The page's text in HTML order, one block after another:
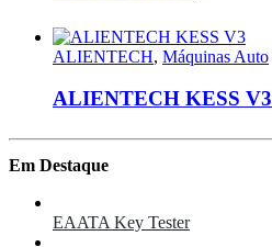
ALIENTECH, Máquinas Auto
ALIENTECH KESS V3
Em Destaque
EAATA Key Tester